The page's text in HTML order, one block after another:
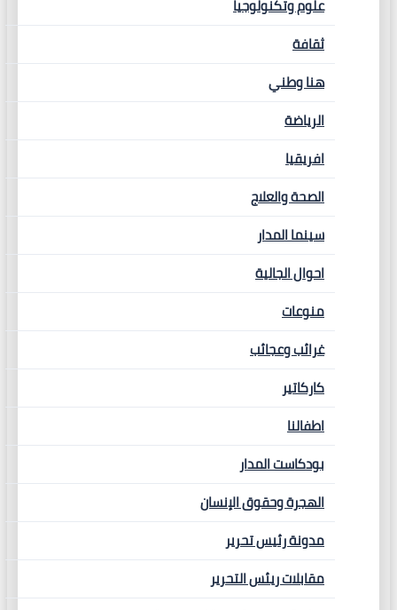
علوم وتكنولوجيا
ثقافة
هنا وطني
الرياضة
افريقيا
الصحة والعلاج
سينما المدار
احوال الجالية
منوعات
غرائب وعجائب
كاركاتير
اطفالنا
بودكاست المدار
الهجرة وحقوق الإنسان
مدونة رئيس تحرير
مقابلات ريئس التحرير